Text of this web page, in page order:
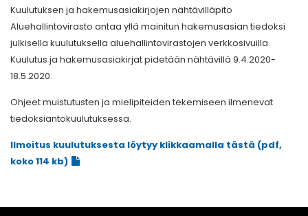
Kuulutuksen ja hakemusasiakirjojen nähtävilläpito
Aluehallintovirasto antaa yllä mainitun hakemusasian tiedoksi
julkisella kuulutuksella aluehallintovirastojen verkkosivuilla.
Kuulutus ja hakemusasiakirjat pidetään nähtävillä 9.4.2020-
18.5.2020.
Ohjeet muistutusten ja mielipiteiden tekemiseen ilmenevat
tiedoksiantokuulutuksessa.
Ilmoitus kuulutuksesta löytyy klikkaamalla tästä (pdf,
koko 114 kb)